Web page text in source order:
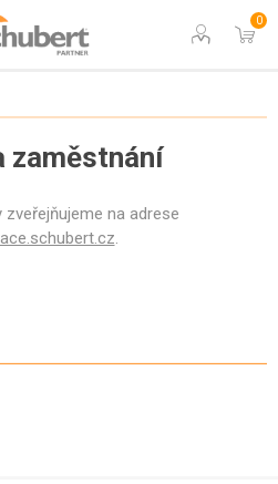
0
zaměstnání
zveřejňujeme na adrese
.